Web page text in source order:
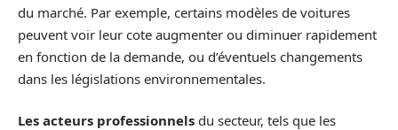
du marché. Par exemple, certains modèles de voitures
peuvent voir leur cote augmenter ou diminuer rapidement
en fonction de la demande, ou d’éventuels changements
dans les législations environnementales.
Les acteurs professionnels du secteur, tels que les